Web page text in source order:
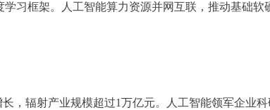
习框架。人工智能算力资源并网互联，推动基础软
辐射产业规模超过1万亿元。人工智能领军企业科